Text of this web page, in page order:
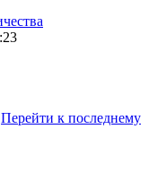
Перейти к последнему